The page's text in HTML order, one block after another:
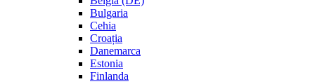
Bulgaria
Cehia
Croația
Danemarca
Estonia
Finlanda